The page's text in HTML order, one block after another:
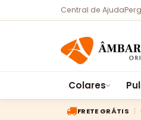
Central de Ajuda
Colares
FRETE GRÁTIS